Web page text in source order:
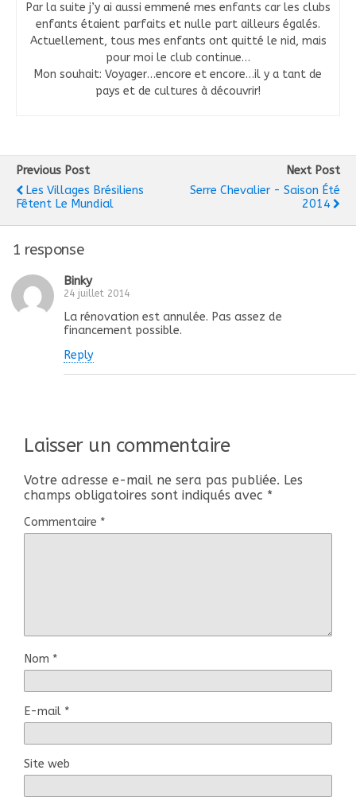
Par la suite j’y ai aussi emmené mes enfants car les clubs
enfants étaient parfaits et nulle part ailleurs égalés.
Actuellement, tous mes enfants ont quitté le nid, mais
pour moi le club continue…
Mon souhait: Voyager…encore et encore…il y a tant de
pays et de cultures à découvrir!
Previous Post
Les Villages Brésiliens
Fêtent Le Mundial
Next Post
Serre Chevalier - Saison Été
2014
1 response
Binky
24 juillet 2014
La rénovation est annulée. Pas assez de
financement possible.
Reply
Laisser un commentaire
Votre adresse e-mail ne sera pas publiée. Les
champs obligatoires sont indiqués avec *
Commentaire *
Nom *
E-mail *
Site web